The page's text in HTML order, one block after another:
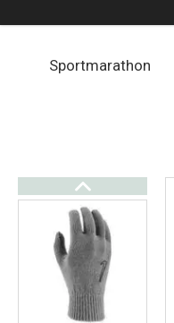
Sportmarathon